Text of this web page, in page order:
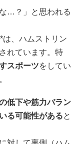
…？」と思われる
は、ハムストリン
れています。特
スポーツをしてい
低下や筋力バラン
る可能性があると